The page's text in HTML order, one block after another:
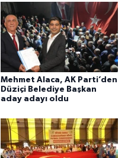
Mehmet Alaca, AK Parti’den
Düziçi Belediye Başkan
aday adayı oldu